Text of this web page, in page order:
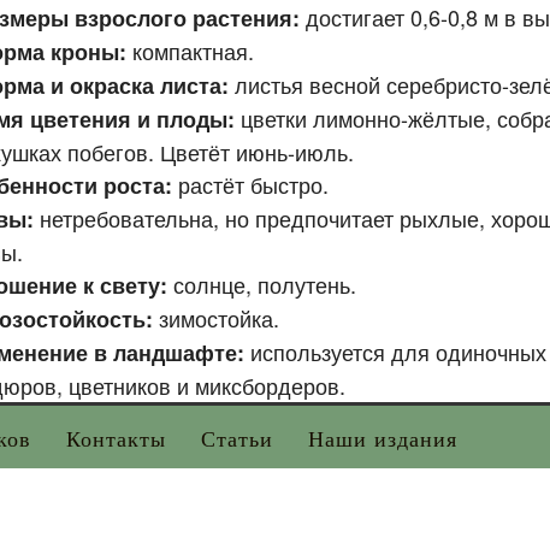
взрослого растения: достигает 0,6-0,8 м в
кроны: компактная.
и окраска листа: листья весной серебристо-
цветения и плоды: цветки лимонно-жёлтые,
побегов. Цветёт июнь-июль.
роста: растёт быстро.
нетребовательна, но предпочитает рыхлые,
к свету: солнце, полутень.
зимостойка.
в ландшафте: используется для
цветников и миксбордеров.
Контакты Статьи Наши издания